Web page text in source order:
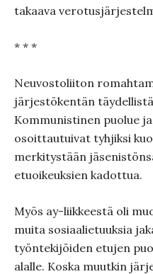
takaava
* * *
Neuvostoliiton
järjestökentän
Kommunistinen puolue
osoittautuivat tyhjiksi
merkitystään
etuoikeuksien kadottua.
Myös ay-liikkeestä oli
muita sosiaalietuuksia
työntekijöiden etujen
alalle. Koska muutkin